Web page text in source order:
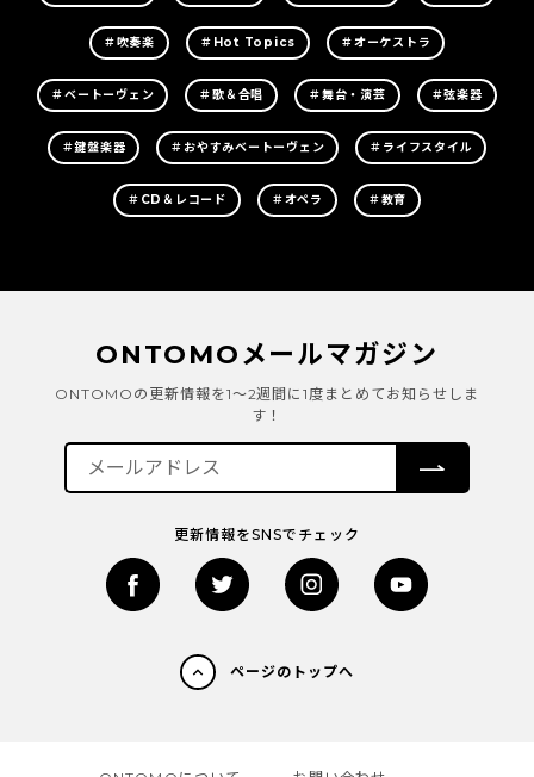
＃吹奏楽 ＃Hot Topics ＃オーケストラ
＃ベートーヴェン ＃歌＆合唱 ＃舞台・演芸 ＃弦楽器
＃鍵盤楽器 ＃おやすみベートーヴェン ＃ライフスタイル
＃CD＆レコード ＃オペラ ＃教育
ONTOMOメールマガジン
ONTOMOの更新情報を1～2週間に1度まとめてお知らせしま
す！
更新情報をSNSでチェック
ページのトップへ